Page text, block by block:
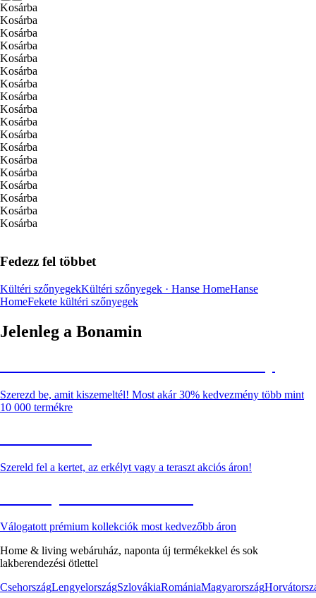
Kosárba
Kosárba
Kosárba
Kosárba
Kosárba
Kosárba
Kosárba
Kosárba
Kosárba
Kosárba
Kosárba
Kosárba
Kosárba
Kosárba
Kosárba
Kosárba
Kosárba
Kosárba
Fedezz fel többet
Kültéri szőnyegekKültéri szőnyegek · Hanse HomeHanse
HomeFekete kültéri szőnyegek
Jelenleg a Bonamin
Szerezd be, amit kiszemeltél! Most akár 30% kedvezmény több mint
10 000 termékre
Szereld fel a kertet, az erkélyt vagy a teraszt akciós áron!
Válogatott prémium kollekciók most kedvezőbb áron
Home & living webáruház, naponta új termékekkel és sok
lakberendezési ötlettel
CsehországLengyelországSzlovákiaRomániaMagyarország